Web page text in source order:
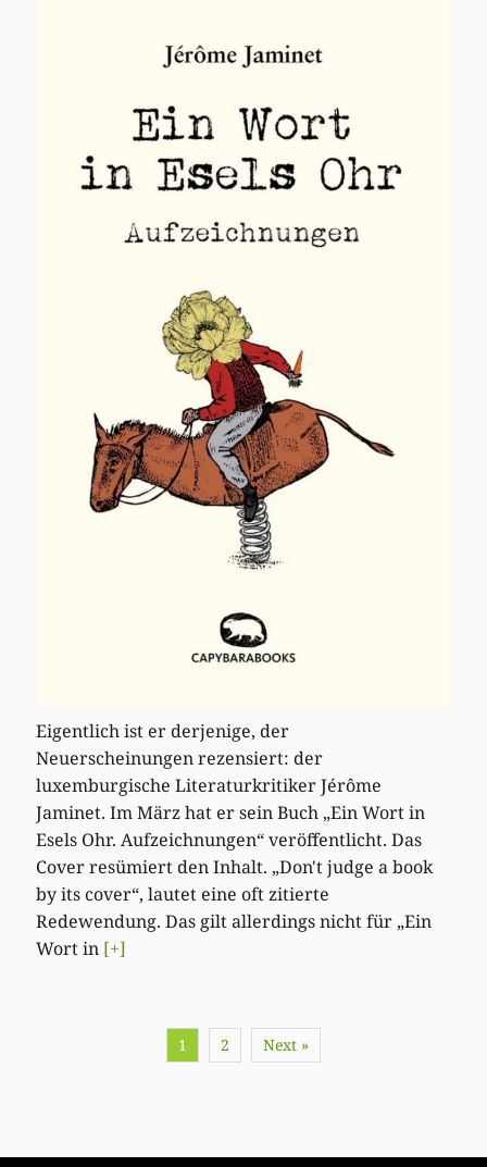
Eigentlich ist er derjenige, der
Neuerscheinungen rezensiert: der
luxemburgische Literaturkritiker Jérôme
Jaminet. Im März hat er sein Buch „Ein Wort in
Esels Ohr. Aufzeichnungen“ veröffentlicht. Das
Cover resümiert den Inhalt. „Don't judge a book
by its cover“, lautet eine oft zitierte
Redewendung. Das gilt allerdings nicht für „Ein
Wort in [+]
1 2 Next »